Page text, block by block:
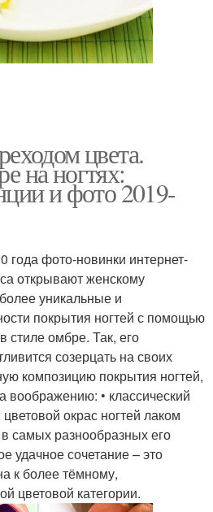
цвета.
на ногтях:
и фото 2019-
года фото-новинки интернет-
открывают женскому
уникальные и
покрытия ногтей с помощью
омбре. Так, его
созерцать на своих
композицию покрытия ногтей,
воображению: • классический
окрас ногтей лаком
самых разнообразных его
удачное сочетание – это
к более тёмному,
цветовой категории.